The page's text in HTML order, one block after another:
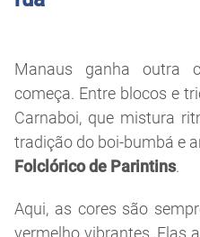
Manaus ganha outra
começa. Entre blocos e
Carnaboi, que mistura
tradição do boi-bumbá e
Folclórico de Parintins.
Aqui, as cores são